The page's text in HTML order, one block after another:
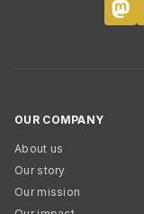
OUR COMPANY
About us
Our story
Our mission